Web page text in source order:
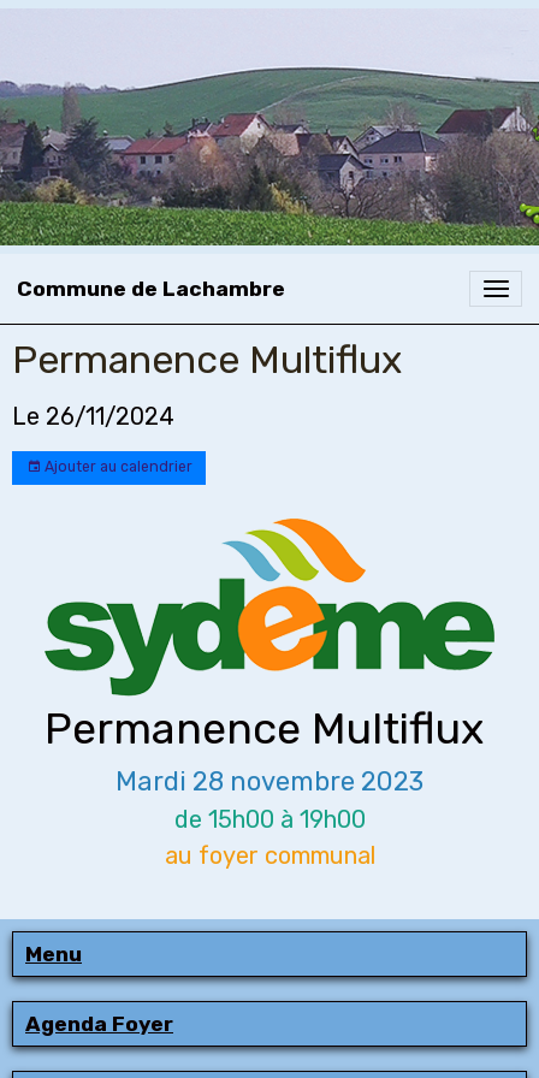
Commune de Lachambre
Permanence Multiflux
Le 26/11/2024
Ajouter au calendrier
Permanence Multiflux
Mardi 28 novembre 2023
de 15h00 à 19h00
au foyer communal
Menu
Agenda Foyer